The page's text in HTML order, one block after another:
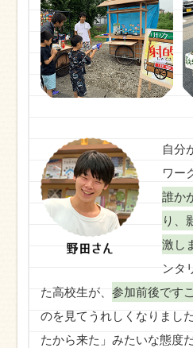
自分
ワー
誰か
り、
激し
ンタ
た高校生が、 参加前後です
のを見てうれしくなりまし
たから来た」みたいな態度